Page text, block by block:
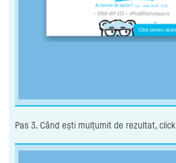
Pas 3. Când ești mulțumit de rezultat, click